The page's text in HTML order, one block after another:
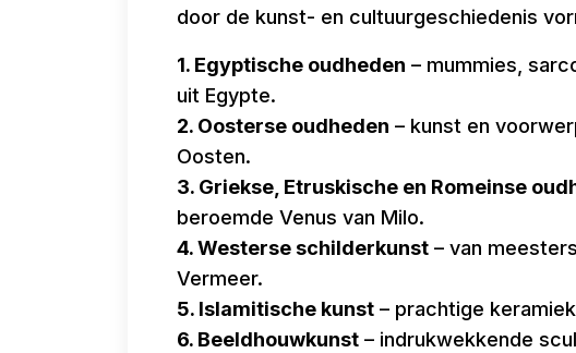
door de kunst- en cultuurgeschiedenis
1. Egyptische oudheden – mummies,
uit Egypte.
2. Oosterse oudheden – kunst en
Oosten.
3. Griekse, Etruskische en Romeinse
beroemde Venus van Milo.
4. Westerse schilderkunst – van
Vermeer.
5. Islamitische kunst – prachtige
6. Beeldhouwkunst – indrukwekkende